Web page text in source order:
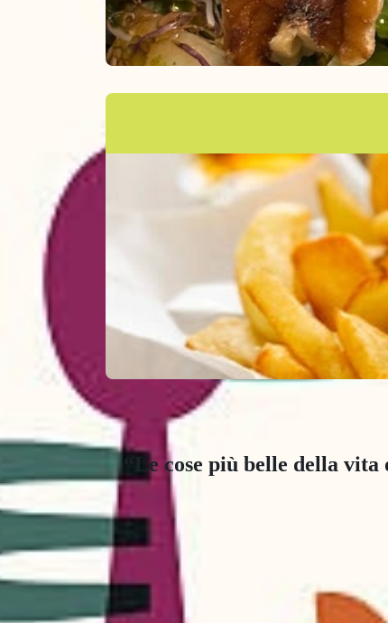
“Le cose più belle della